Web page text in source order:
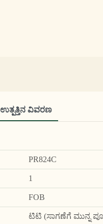
ಉತ್ಪತ್ತಿನ ವಿವರಣ
PR824C
1
FOB
ಟಿಟಿ (ಸಾಗಣೆಗೆ ಮುನ್ನ